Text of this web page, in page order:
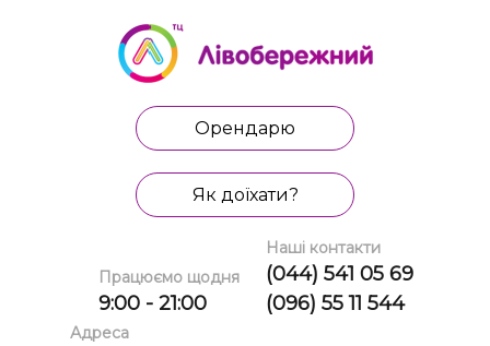
Орендарю
Як доїхати?
Працюємо щодня
9:00 - 21:00
Наші контакти
(044) 541 05 69
(096) 55 11 544
Адреса